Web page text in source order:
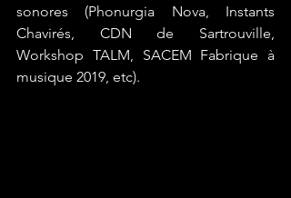
sonores (Phonurgia Nova, Instants
Chavirés, CDN de Sartrouville,
Workshop TALM, SACEM Fabrique à
musique 2019, etc).